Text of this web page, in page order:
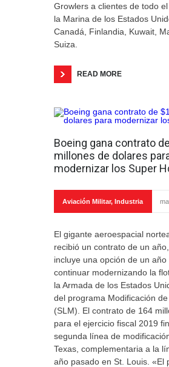
Growlers a clientes de todo el
la Marina de los Estados
Canadá, Finlandia, Kuwait,
Suiza.
READ MORE
Boeing gana contrato
millones de dolares
modernizar los Super
Aviación Militar, Industria
El gigante aeroespacial
recibió un contrato de un
incluye una opción de un año
continuar modernizando la
la Armada de los Estados
del programa Modificación
(SLM). El contrato de 164
para el ejercicio fiscal 2019
segunda línea de
Texas, complementaria a la
año pasado en St. Louis. «El